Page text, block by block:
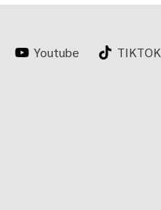
Youtube TIKTOK